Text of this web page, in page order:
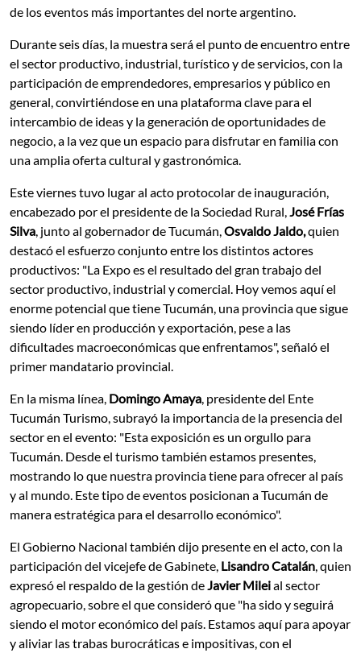
de los eventos más importantes del norte argentino.
Durante seis días, la muestra será el punto de encuentro entre
el sector productivo, industrial, turístico y de servicios, con la
participación de emprendedores, empresarios y público en
general, convirtiéndose en una plataforma clave para el
intercambio de ideas y la generación de oportunidades de
negocio, a la vez que un espacio para disfrutar en familia con
una amplia oferta cultural y gastronómica.
Este viernes tuvo lugar al acto protocolar de inauguración,
encabezado por el presidente de la Sociedad Rural,José Frías
Silva, junto al gobernador de Tucumán,Osvaldo Jaldo,quien
destacó el esfuerzo conjunto entre los distintos actores
productivos: "La Expo es el resultado del gran trabajo del
sector productivo, industrial y comercial. Hoy vemos aquí el
enorme potencial que tiene Tucumán, una provincia que sigue
siendo líder en producción y exportación, pese a las
dificultades macroeconómicas que enfrentamos", señaló el
primer mandatario provincial.
En la misma línea, Domingo Amaya, presidente del Ente
Tucumán Turismo, subrayó la importancia de la presencia del
sector en el evento: "Esta exposición es un orgullo para
Tucumán. Desde el turismo también estamos presentes,
mostrando lo que nuestra provincia tiene para ofrecer al país
y al mundo. Este tipo de eventos posicionan a Tucumán de
manera estratégica para el desarrollo económico".
El Gobierno Nacional también dijo presente en el acto, con la
participación del vicejefe de Gabinete, Lisandro Catalán, quien
expresó el respaldo de la gestión deJavier Mileial sector
agropecuario, sobre el que consideró que "ha sido y seguirá
siendo el motor económico del país. Estamos aquí para apoyar
y aliviar las trabas burocráticas e impositivas, con el